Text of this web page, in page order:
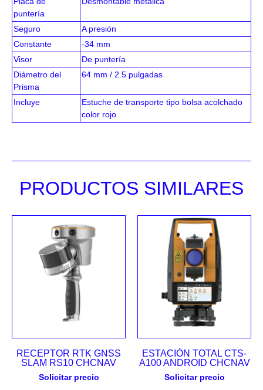
puntería
Seguro
A presión
Constante
-34 mm
Visor
De puntería
Diámetro del
Prisma
64 mm / 2.5 pulgadas
Incluye
Estuche de transporte tipo bolsa acolchado
color rojo
PRODUCTOS SIMILARES
RECEPTOR RTK GNSS
SLAM RS10 CHCNAV
Solicitar precio
ESTACIÓN TOTAL CTS-
A100 ANDROID CHCNAV
Solicitar precio